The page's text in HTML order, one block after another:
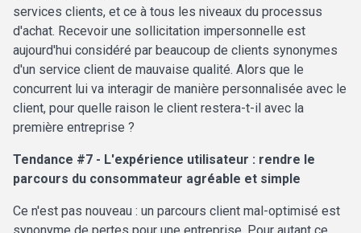
services clients, et ce à tous les niveaux du processus
d'achat. Recevoir une sollicitation impersonnelle est
aujourd'hui considéré par beaucoup de clients synonymes
d'un service client de mauvaise qualité. Alors que le
concurrent lui va interagir de manière personnalisée avec le
client, pour quelle raison le client restera-t-il avec la
première entreprise ?
Tendance #7 - L'expérience utilisateur : rendre le
parcours du consommateur agréable et simple
Ce n'est pas nouveau : un parcours client mal-optimisé est